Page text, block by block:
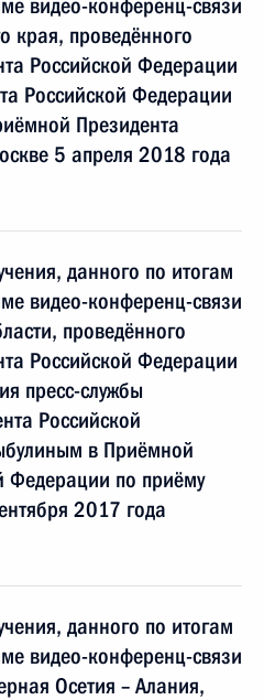
видео-конференц-связи
края, проведённого
Российской Федерации
Российской Федерации
Президента
5 апреля 2018 года
данного по итогам
видео-конференц-связи
проведённого
Российской Федерации
пресс-службы
Российской
в Приёмной
Федерации по приёму
2017 года
данного по итогам
видео-конференц-связи
Осетия – Алания,